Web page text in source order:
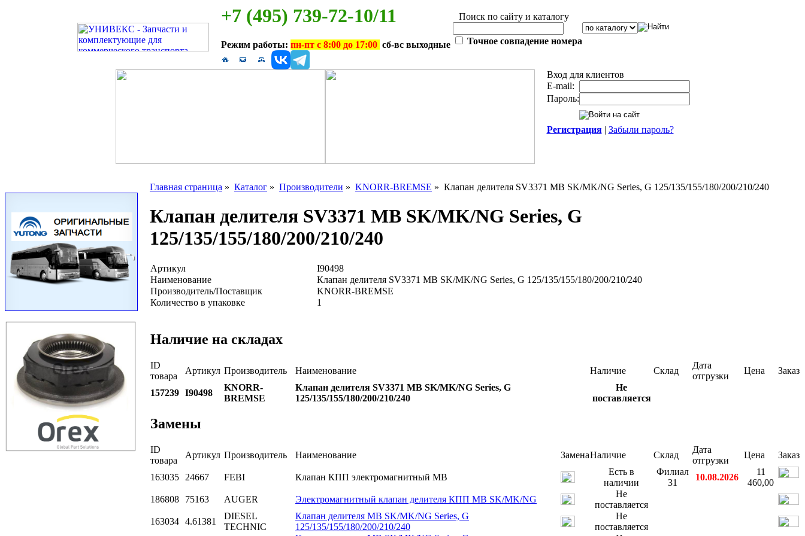
+7 (495) 739-72-10/11
Режим работы: пн-пт с 8:00 до 17:00 сб-вс выходные
Поиск по сайту и каталогу
Точное совпадение номера
Вход для клиентов
E-mail:
Пароль:
Регистрация| Забыли пароль?
Главная страница » Каталог » Производители » KNORR-BREMSE » Клапан делителя SV3371 MB SK/MK/NG Series, G 125/135/155/180/200/210/240
Клапан делителя SV3371 MB SK/MK/NG Series, G
125/135/155/180/200/210/240
Артикул
I90498
Наименование
Клапан делителя SV3371 MB SK/MK/NG Series, G 125/135/155/180/200/210/240
Производитель/Поставщик
KNORR-BREMSE
Количество в упаковке
1
Наличие на складах
ID
товара
Артикул Производитель Наименование Наличие Склад
Дата
отгрузки
Цена Заказ
157239 I90498
KNORR-
BREMSE
Клапан делителя SV3371 MB SK/MK/NG Series, G
125/135/155/180/200/210/240
Не
поставляется
Замены
ID
товара
Артикул Производитель Наименование ЗаменаНаличие Склад
Дата
отгрузки
Цена Заказ
163035 24667 FEBI Клапан КПП электромагнитный MB
Есть в
наличии
Филиал
31
10.08.2026
11
460,00
186808
75163 AUGER Электромагнитный клапан делителя КПП MB SK/MK/NG
Не
поставляется
163034 4.61381
DIESEL
TECHNIC
Клапан делителя MB SK/MK/NG Series, G
125/135/155/180/200/210/240
Не
поставляется